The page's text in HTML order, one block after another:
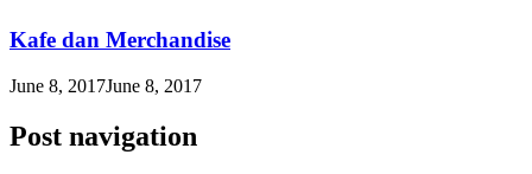
Kafe dan Merchandise
June 8, 2017June 8, 2017
Post navigation